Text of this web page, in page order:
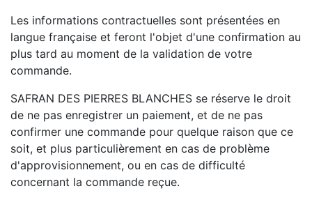
Les informations contractuelles sont présentées en
langue française et feront l'objet d'une confirmation au
plus tard au moment de la validation de votre
commande.
SAFRAN DES PIERRES BLANCHES se réserve le droit
de ne pas enregistrer un paiement, et de ne pas
confirmer une commande pour quelque raison que ce
soit, et plus particulièrement en cas de problème
d'approvisionnement, ou en cas de difficulté
concernant la commande reçue.